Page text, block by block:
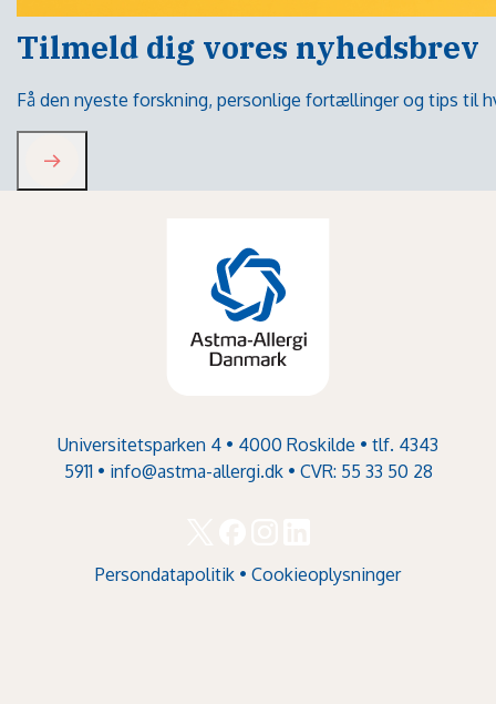
Tilmeld dig vores nyhedsbrev
Få den nyeste forskning, personlige fortællinger og tips til
Universitetsparken 4 • 4000 Roskilde • tlf. 4343
5911 • info@astma-allergi.dk• CVR: 55 33 50 28
Persondatapolitik • Cookieoplysninger